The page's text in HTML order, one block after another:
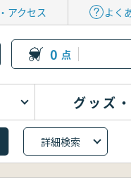
アクセス よく
0 点
グッズ
詳細検索